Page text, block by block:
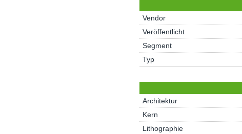
Vendor
Veröffentlicht
Segment
Typ
Architektur
Kern
Lithographie